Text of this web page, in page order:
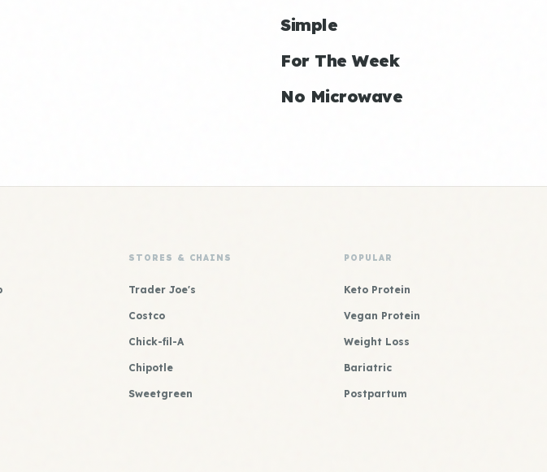
Simple
For The Week
No Microwave
STORES & CHAINS
Trader Joe's
Costco
Chick-fil-A
Chipotle
Sweetgreen
POPULAR
Keto Protein
Vegan Protein
Weight Loss
Bariatric
Postpartum